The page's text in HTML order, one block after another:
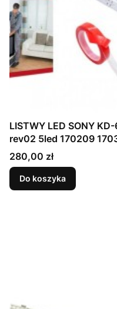
LISTWY LED SONY KD-60X690E 17Y 60UHD A B
rev02 5led 170209
S600DUC-1 KCL60
Cena
280,00 zł
Do koszyka